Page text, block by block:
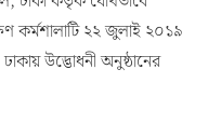
কর্মশালাটি ২২ জুলাই ২০১৯
উদ্ভোধনী অনুষ্ঠানের